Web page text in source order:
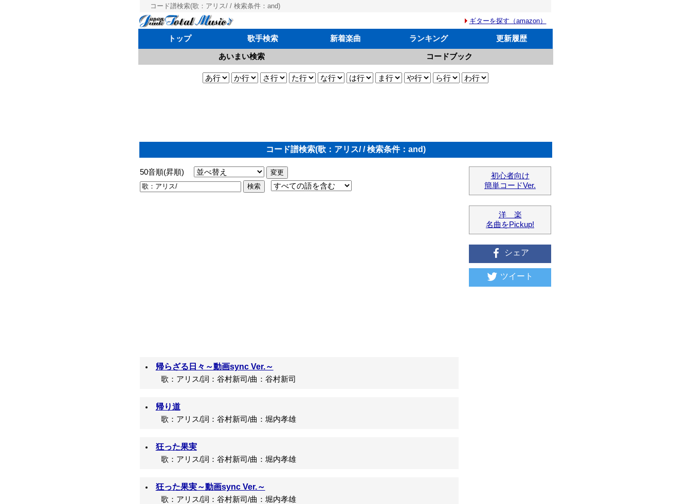
コード譜検索(歌：アリス/ / 検索条件：and)
ギターを探す（amazon）
トップ 歌手検索 新着楽曲 ランキング 更新履歴
あいまい検索 コードブック
コード譜検索(歌：アリス/ / 検索条件：and)
50音順(昇順)
帰らざる日々～動画sync Ver.～
歌：アリス/詞：谷村新司/曲：谷村新司
帰り道
歌：アリス/詞：谷村新司/曲：堀内孝雄
狂った果実
歌：アリス/詞：谷村新司/曲：堀内孝雄
狂った果実～動画sync Ver.～
歌：アリス/詞：谷村新司/曲：堀内孝雄
初心者向け
簡単コードVer.
洋 楽
名曲をPickup!
シェア
ツイート